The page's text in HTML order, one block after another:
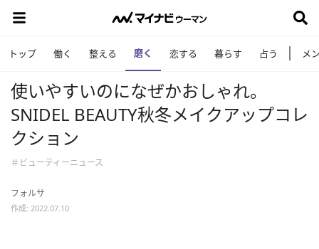
トップ 働く 整える 磨く 恋する 暮らす 占う メ
使いやすいのになぜかおしゃれ。
SNIDEL BEAUTY秋冬メイクアップコレ
クション
＃ビューティーニュース
フォルサ
作成: 2022.07.10